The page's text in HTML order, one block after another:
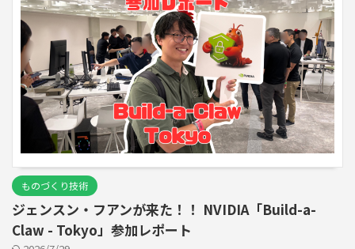
ものづくり技術
ジェンスン・フアンが来た！！ NVIDIA「Build-a-
Claw - Tokyo」参加レポート